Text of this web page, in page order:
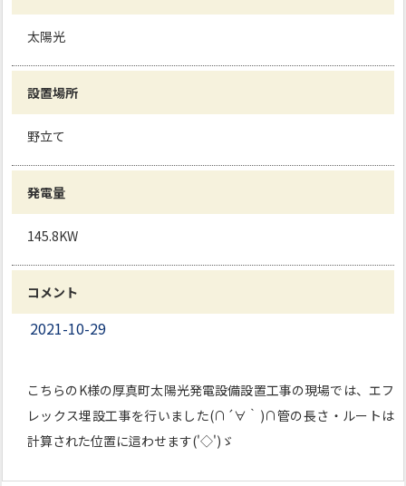
太陽光
設置場所
野立て
発電量
145.8KW
コメント
2021-10-29
こちらのK様の厚真町太陽光発電設備設置工事の現場では、エフ
レックス埋設工事を行いました(∩´∀｀)∩管の長さ・ルートは
計算された位置に這わせます('◇')ゞ